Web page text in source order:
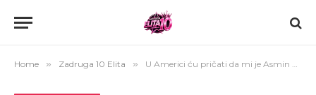
Home » Zadruga 10 Elita » U Americi ću pričati da mi je Asmin bio MARKETINŠKI TRIK I RIJALITI! Aneli i Stanija udružene protiv Alibabe, Ahmićka poručila: Ova žena ovde me je najmanje izvređala! (VIDEO)